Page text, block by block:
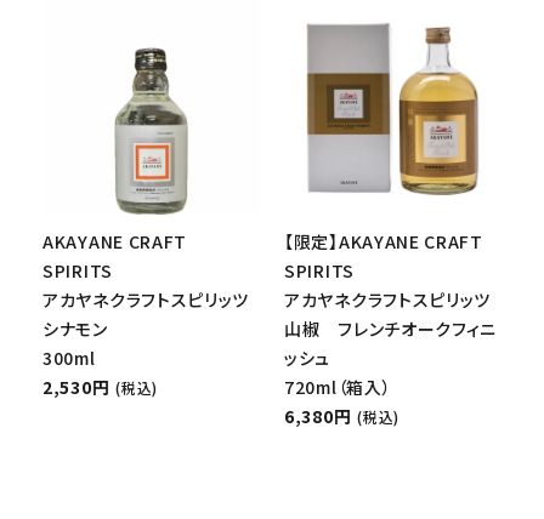
AKAYANE CRAFT
SPIRITS
アカヤネクラフトスピリッツ
シナモン
300ml
2,530円 (税込)
【限定】AKAYANE CRAFT
SPIRITS
アカヤネクラフトスピリッツ
山椒 フレンチオークフィニ
ッシュ
720ml（箱入）
6,380円 (税込)